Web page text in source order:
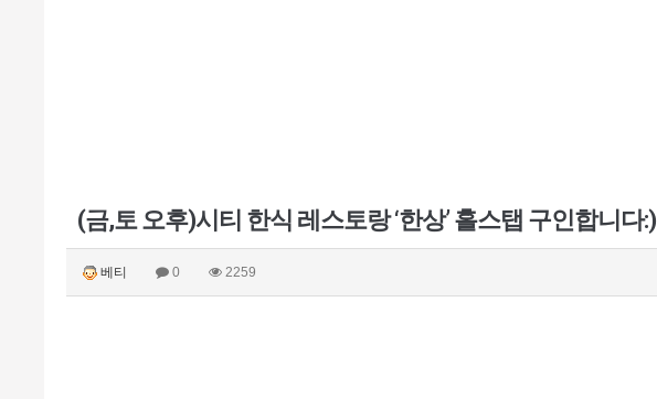
(금,토 오후)시티 한식 레스토랑 ‘한상’ 홀스탭 구인합니다:)
베티 0 2259